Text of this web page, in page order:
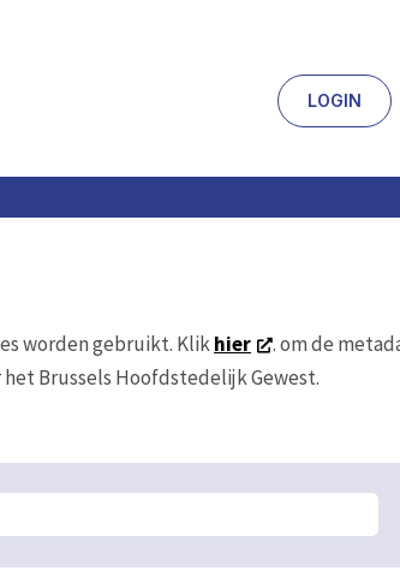
LOGIN
worden gebruikt. Klikhier
. om de
Brussels Hoofdstedelijk Gewest.